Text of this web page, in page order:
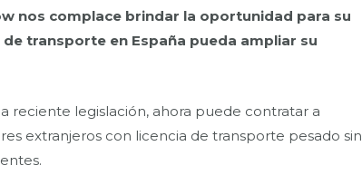
nos complace brindar la oportunidad para su
transporte en España pueda ampliar su
reciente legislación, ahora puede contratar a
extranjeros con licencia de transporte pesado sin